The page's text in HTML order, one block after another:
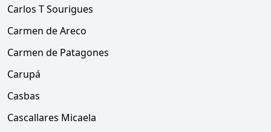
Carlos T Sourigues
Carmen de Areco
Carmen de Patagones
Carupá
Casbas
Cascallares Micaela